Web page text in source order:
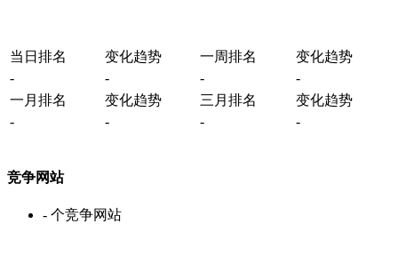
当日排名 变化趋势 一周排名
变化趋势
-
- -
-
一月排名
变化趋势 三月排名
变化趋势
-
- - -
竞争网站
- 个竞争网站